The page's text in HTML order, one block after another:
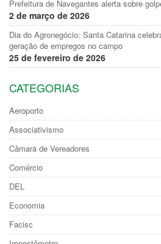
Prefeitura de Navegantes alerta sobre
2 de março de 2026
Dia do Agronegócio: Santa Catarina
geração de empregos no campo
25 de fevereiro de 2026
CATEGORIAS
Aeroporto
Associativismo
Câmara de Vereadores
Comércio
DEL
Economia
Facisc